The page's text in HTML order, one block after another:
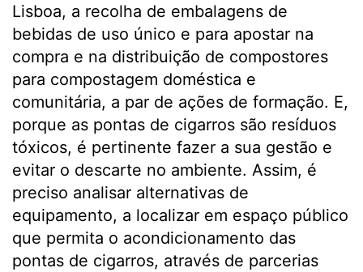
Lisboa, a recolha de embalagens de
bebidas de uso único e para apostar na
compra e na distribuição de compostores
para compostagem doméstica e
comunitária, a par de ações de formação. E,
porque as pontas de cigarros são resíduos
tóxicos, é pertinente fazer a sua gestão e
evitar o descarte no ambiente. Assim, é
preciso analisar alternativas de
equipamento, a localizar em espaço público
que permita o acondicionamento das
pontas de cigarros, através de parcerias